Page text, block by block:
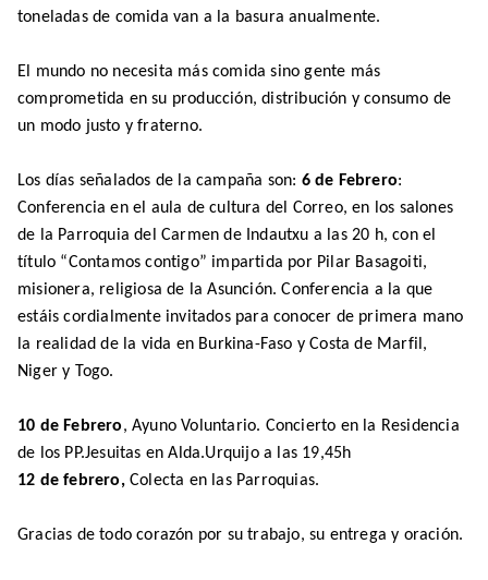
toneladas de comida van a la basura anualmente.
El mundo no necesita más comida sino gente más
comprometida en su producción, distribución y consumo de
un modo justo y fraterno.
Los días señalados de la campaña son: 6 de Febrero:
Conferencia en el aula de cultura del Correo, en los salones
de la Parroquia del Carmen de Indautxu a las 20 h, con el
título “Contamos contigo” impartida por Pilar Basagoiti,
misionera, religiosa de la Asunción. Conferencia a la que
estáis cordialmente invitados para conocer de primera mano
la realidad de la vida en Burkina-Faso y Costa de Marfil,
Niger y Togo.
10 de Febrero, Ayuno Voluntario. Concierto en la Residencia
de los PP.Jesuitas en Alda.Urquijo a las 19,45h
12 de febrero, Colecta en las Parroquias.
Gracias de todo corazón por su trabajo, su entrega y oración.